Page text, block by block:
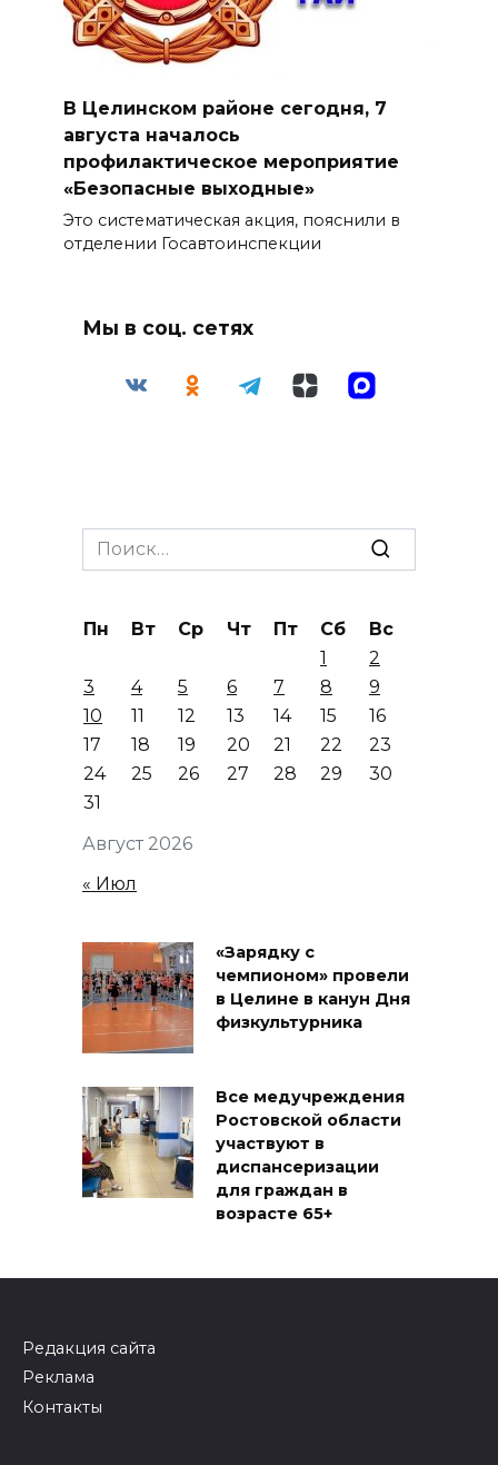
В Целинском районе сегодня, 7
августа началось
профилактическое мероприятие
«Безопасные выходные»
Это систематическая акция, пояснили в
отделении Госавтоинспекции
Мы в соц. сетях
Search
for:
Август 2026
Пн Вт Ср Чт Пт Сб
Вс
1
2
3
4 5 6 7 8
9
10
11 12 13 14 15
16
17
18 19 20 21 22
23
24
25 26 27 28 29
30
31
« Июл
«Зарядку с
чемпионом» провели
в Целине в канун Дня
физкультурника
Все медучреждения
Ростовской области
участвуют в
диспансеризации
для граждан в
возрасте 65+
Редакция сайта
Реклама
Контакты